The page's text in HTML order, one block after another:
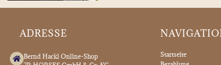
ADRESSE
Bernd Hackl Online-Shop
Startseite